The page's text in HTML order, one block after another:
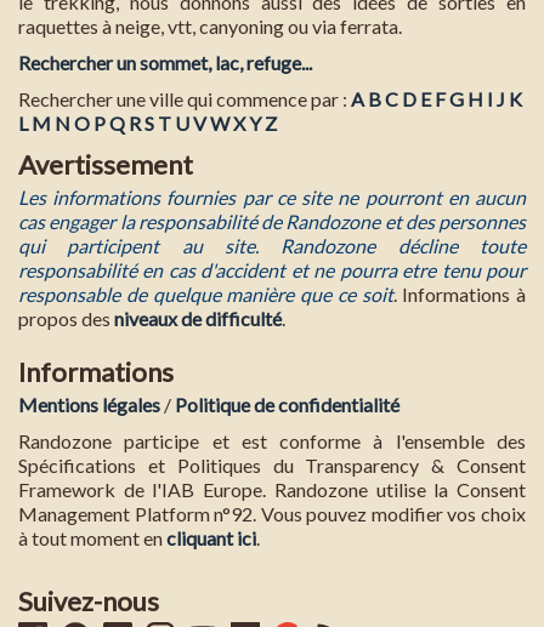
raquettes à neige, vtt, canyoning ou via ferrata.
Rechercher un sommet, lac, refuge...
Rechercher une ville qui commence par : A BC D E FG H I J K
L M N O PQ RS T UVWXY Z
Avertissement
Les informations fournies par ce site ne pourront en aucun
cas engager la responsabilité de Randozone et des personnes
qui participent au site. Randozone décline toute
responsabilité en cas d'accident et ne pourra etre tenu pour
responsable de quelque manière que ce soit. Informations à
propos des niveaux de difficulté.
Informations
Mentions légales / Politique de confidentialité
Randozone participe et est conforme à l'ensemble des
Spécifications et Politiques du Transparency & Consent
Framework de l'IAB Europe. Randozone utilise la Consent
Management Platform n°92. Vous pouvez modifier vos choix
à tout moment encliquant ici.
Suivez-nous